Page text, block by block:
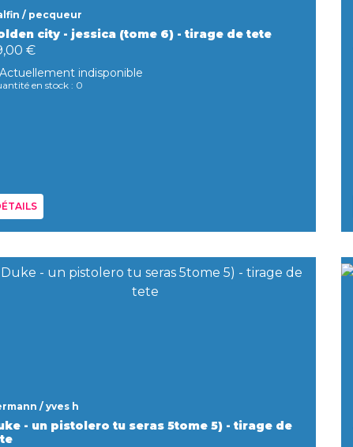
/ pecqueur
city - jessica (tome 6) - tirage de tete
€
Actuellement indisponible
en stock : 0
/ yves h
- un pistolero tu seras 5tome 5) - tirage de